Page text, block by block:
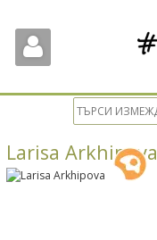
Larisa Arkhipova